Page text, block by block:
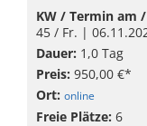
KW / Termin am
45 / Fr. |
Dauer: 1,0 Tag
Preis: 950,00 €*
Ort: online
Freie Plätze: 6